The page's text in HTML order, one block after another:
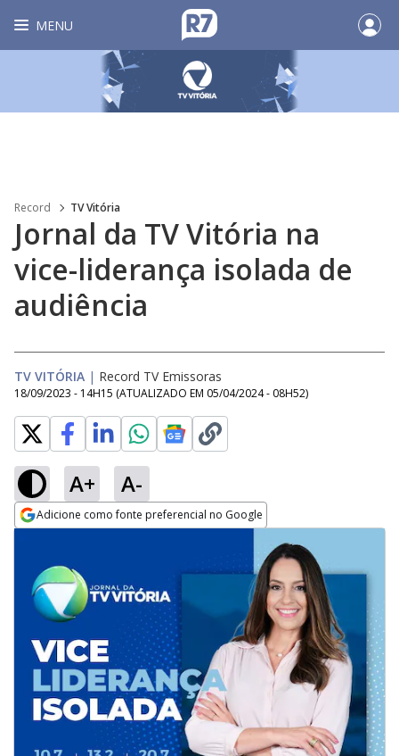
MENU
Record TV Vitória
Jornal da TV Vitória na
vice-liderança isolada de
audiência
TV VITÓRIA | Record TV Emissoras
18/09/2023 - 14H15 (ATUALIZADO EM 05/04/2024 - 08H52)
A+ A-
Adicione como fonte preferencial no Google